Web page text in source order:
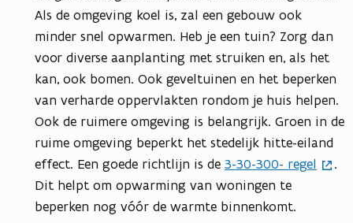
Als de omgeving koel is, zal een gebouw ook
minder snel opwarmen. Heb je een tuin? Zorg dan
voor diverse aanplanting met struiken en, als het
kan, ook bomen. Ook geveltuinen en het beperken
van verharde oppervlakten rondom je huis helpen.
Ook de ruimere omgeving is belangrijk. Groen in de
ruime omgeving beperkt het stedelijk hitte-eiland
effect. Een goede richtlijn is de 3-30-300- regel
.
Dit helpt om opwarming van woningen te
beperken nog vóór de warmte binnenkomt.